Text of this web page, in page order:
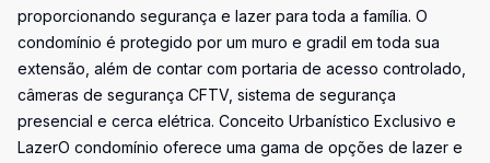
proporcionando segurança e lazer para toda a família. O
condomínio é protegido por um muro e gradil em toda sua
extensão, além de contar com portaria de acesso controlado,
câmeras de segurança CFTV, sistema de segurança
presencial e cerca elétrica. Conceito Urbanístico Exclusivo e
LazerO condomínio oferece uma gama de opções de lazer e